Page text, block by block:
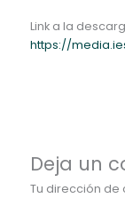
Link a la
https://
Deja un
Tu dirección